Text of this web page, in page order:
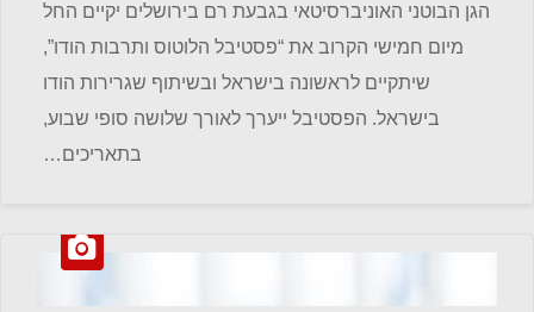
הגן הבוטני האוניברסיטאי בגבעת רם בירושלים יקיים החל
מיום חמישי הקרוב את “פסטיבל הלוטוס ותרבות הודו”,
שיתקיים לראשונה בישראל ובשיתוף שגרירות הודו
בישראל. הפסטיבל ייערך לאורך שלושה סופי שבוע,
בתאריכים…